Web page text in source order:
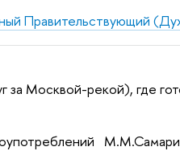
Правительствующий
за Москвой-рекой), где